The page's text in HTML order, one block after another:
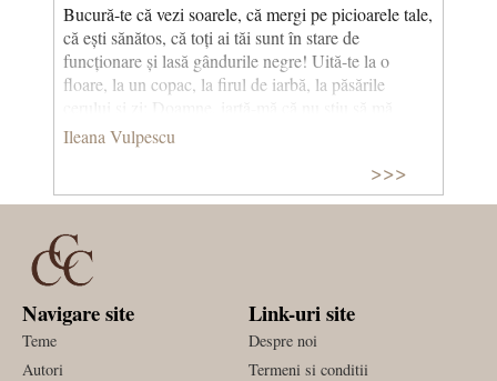
Bucură-te că vezi soarele, că mergi pe picioarele tale,
că ești sănătos, că toți ai tăi sunt în stare de
funcționare și lasă gândurile negre! Uită-te la o
floare, la un copac, la firul de iarbă, la păsările
cerului și zi: Doamne, iartă-mă că nu știu să mă
bucur de toate binefacerile Tale!
Ileana Vulpescu
>>>
Navigare site
Teme
Autori
Link-uri site
Despre noi
Termeni si conditii